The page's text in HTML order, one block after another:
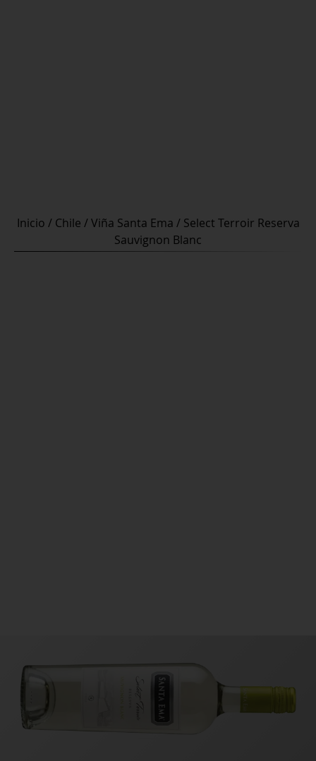
Inicio / Chile /Viña Santa Ema / Select Terroir Reserva
Sauvignon Blanc